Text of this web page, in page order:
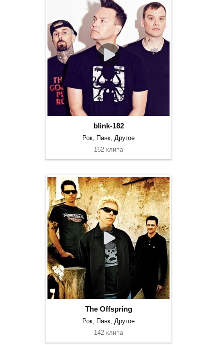
blink-182
Рок, Панк, Другое
162 клипа
The Offspring
Рок, Панк, Другое
142 клипа